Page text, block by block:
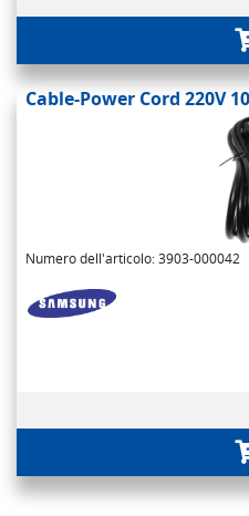
Cable-Power Cord 220V
Numero dell'articolo: 3903-000042